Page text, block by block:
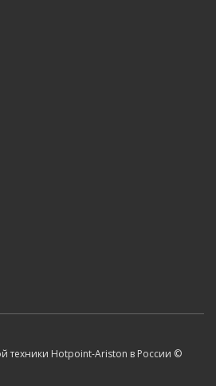
техники Hotpoint-Ariston в России ©